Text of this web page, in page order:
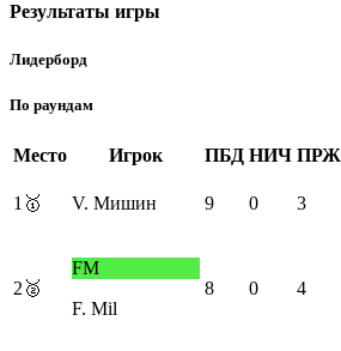
Результаты игры
Лидерборд
По раундам
Место Игрок ПБД НИЧ ПРЖ
1 🥇 V. Мишин 9 0 3
2 🥈
FM
F. Mil
8 0 4